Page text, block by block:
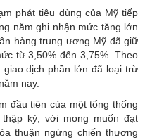
phát tiêu dùng của Mỹ tiếp
năm ghi nhận mức tăng lớn
hàng trung ương Mỹ đã giữ
từ 3,50% đến 3,75%. Theo
giao dịch phần lớn đã loại trừ
nay.
đầu tiên của một tổng thống
kỷ, với mong muốn đạt
thuận ngừng chiến thương